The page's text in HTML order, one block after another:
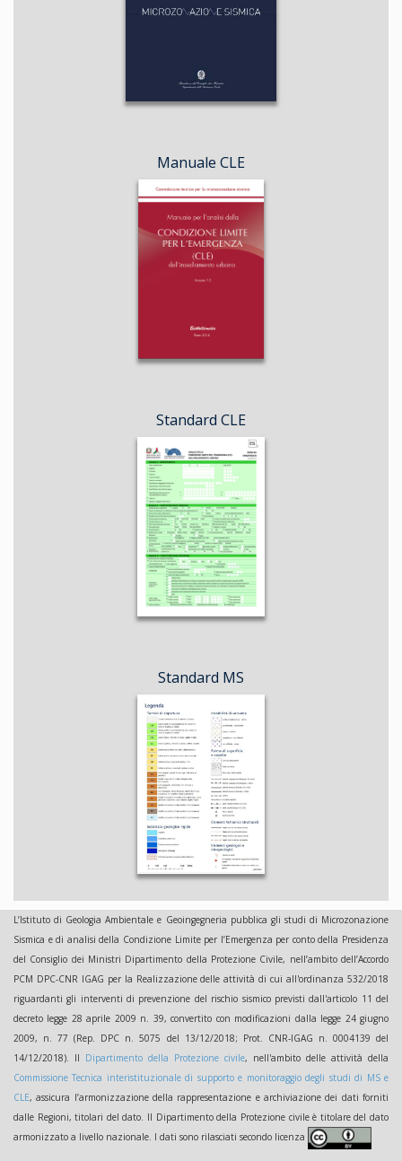
Manuale CLE
Standard CLE
Standard MS
L’Istituto di Geologia Ambientale e Geoingegneria pubblica gli studi di Microzonazione
Sismica e di analisi della Condizione Limite per l’Emergenza per conto della Presidenza
del Consiglio dei Ministri Dipartimento della Protezione Civile, nell’ambito dell’Accordo
PCM DPC-CNR IGAG per la Realizzazione delle attività di cui all'ordinanza 532/2018
riguardanti gli interventi di prevenzione del rischio sismico previsti dall'articolo 11 del
decreto legge 28 aprile 2009 n. 39, convertito con modificazioni dalla legge 24 giugno
2009, n. 77 (Rep. DPC n. 5075 del 13/12/2018; Prot. CNR-IGAG n. 0004139 del
14/12/2018). Il Dipartimento della Protezione civile, nell'ambito delle attività della
Commissione Tecnica interistituzionale di supporto e monitoraggio degli studi di MS e
CLE, assicura l’armonizzazione della rappresentazione e archiviazione dei dati forniti
dalle Regioni, titolari del dato. Il Dipartimento della Protezione civile è titolare del dato
armonizzato a livello nazionale. I dati sono rilasciati secondo licenza